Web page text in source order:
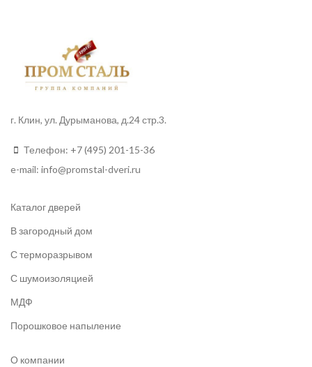
г. Клин, ул. Дурыманова, д.24 стр.3.
Телефон: +7 (495) 201-15-36
e-mail: info@promstal-dveri.ru
Каталог дверей
В загородный дом
С терморазрывом
С шумоизоляцией
МДФ
Порошковое напыление
О компании